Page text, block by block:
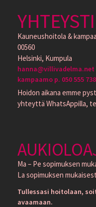
Kauneushoitola &
00560
Helsinki, Kumpula
hanna@villivadelma.net
kampaamo p. 050 555
Hoidon aikana emme
yhteyttä WhatsAppilla,
Ma – Pe sopimuksen
La sopimuksen
Tullessasi hoitolaan,
avaamaan.